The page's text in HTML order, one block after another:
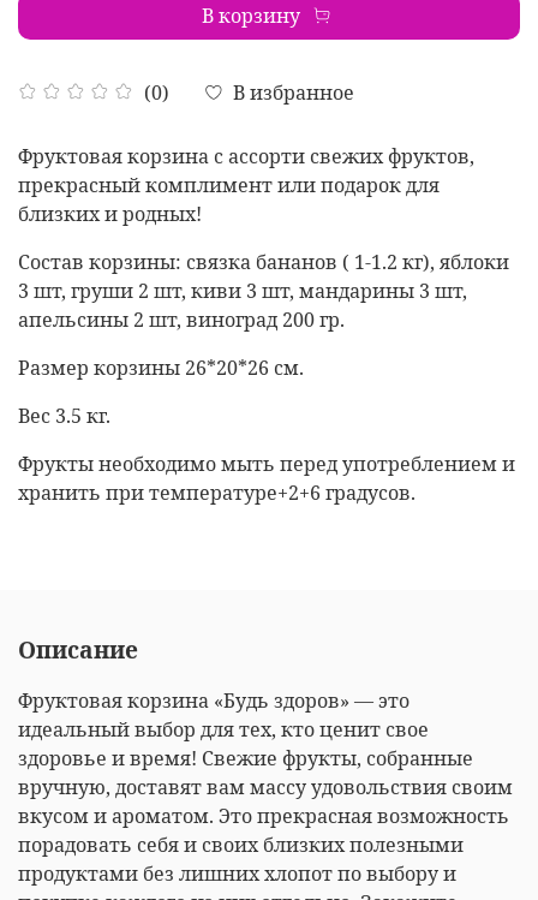
(0) В избранное
В корзину
Фруктовая корзина с ассорти свежих фруктов,
прекрасный комплимент или подарок для
близких и родных!
Состав корзины: связка бананов ( 1-1.2 кг), яблоки
3 шт, груши 2 шт, киви 3 шт, мандарины 3 шт,
апельсины 2 шт, виноград 200 гр.
Размер корзины 26*20*26 см.
Вес 3.5 кг.
Фрукты необходимо мыть перед употреблением и
хранить при температуре+2+6 градусов.
Описание
Фруктовая корзина «Будь здоров» — это
идеальный выбор для тех, кто ценит свое
здоровье и время! Свежие фрукты, собранные
вручную, доставят вам массу удовольствия своим
вкусом и ароматом. Это прекрасная возможность
порадовать себя и своих близких полезными
продуктами без лишних хлопот по выбору и